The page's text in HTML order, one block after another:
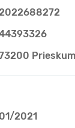
01/2021